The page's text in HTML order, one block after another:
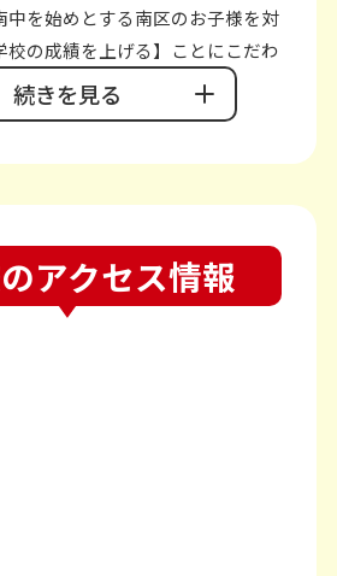
中を始めとする南区のお子様を対
校の成績を上げる】ことにこだわ
。
り沿いにあり、通塾も送迎もしや
2人まで】の個別授業なので質問
んが納得できるまでとことん教え
続きを見る
アクセス情報